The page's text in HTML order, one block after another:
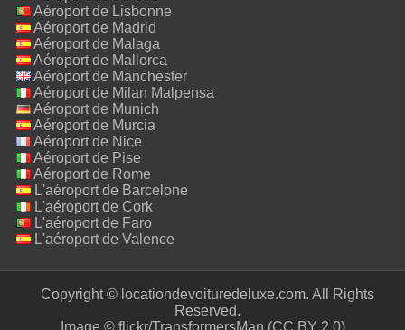
Aéroport de Lisbonne
Aéroport de Madrid
Aéroport de Malaga
Aéroport de Mallorca
Aéroport de Manchester
Aéroport de Milan Malpensa
Aéroport de Munich
Aéroport de Murcia
Aéroport de Nice
Aéroport de Pise
Aéroport de Rome
Fiumicino
L'aéroport de Barcelone
L'aéroport de Cork
L'aéroport de Faro
L'aéroport de Valence
Copyright © locationdevoituredeluxe.com. All Rights
Reserved.‎
Image © flickr/TransformersMan (CC BY 2.0)‎